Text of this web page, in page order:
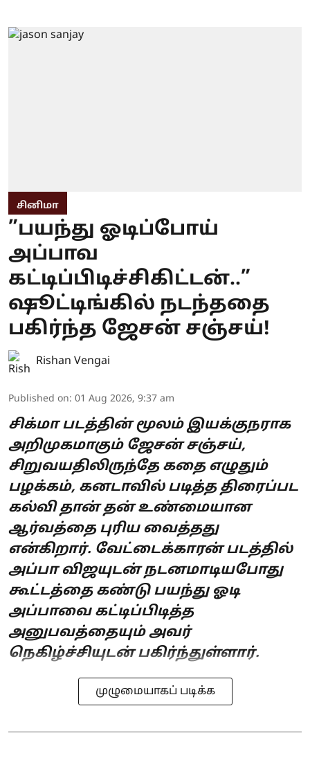
சினிமா
”பயந்து ஓடிப்போய்
அப்பாவ
கட்டிப்பிடிச்சிகிட்டன்..”
ஷூட்டிங்கில் நடந்ததை
பகிர்ந்த ஜேசன் சஞ்சய்!
Rishan Vengai
Published on: 01 Aug 2026, 9:37 am
சிக்மா படத்தின் மூலம் இயக்குநராக
அறிமுகமாகும் ஜேசன் சஞ்சய்,
சிறுவயதிலிருந்தே கதை எழுதும்
பழக்கம், கனடாவில் படித்த திரைப்பட
கல்வி தான் தன் உண்மையான
ஆர்வத்தை புரிய வைத்தது
என்கிறார். வேட்டைக்காரன் படத்தில்
அப்பா விஜயுடன் நடனமாடியபோது
கூட்டத்தை கண்டு பயந்து ஓடி
அப்பாவை கட்டிப்பிடித்த
அனுபவத்தையும் அவர்
நெகிழ்ச்சியுடன் பகிர்ந்துள்ளார்.
முழுமையாகப் படிக்க